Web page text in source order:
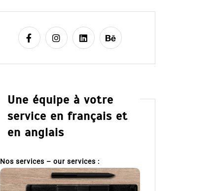
Une équipe à votre
service en français et
en anglais
Nos services – our services :